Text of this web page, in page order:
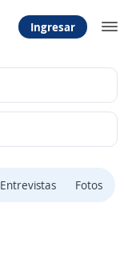
Ingresar
Entrevistas Fotos